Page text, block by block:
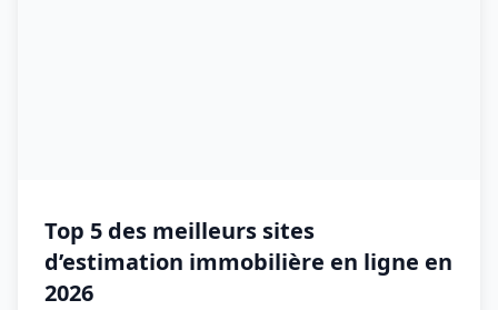
Top 5 des meilleurs sites
d’estimation immobilière en ligne en
2026